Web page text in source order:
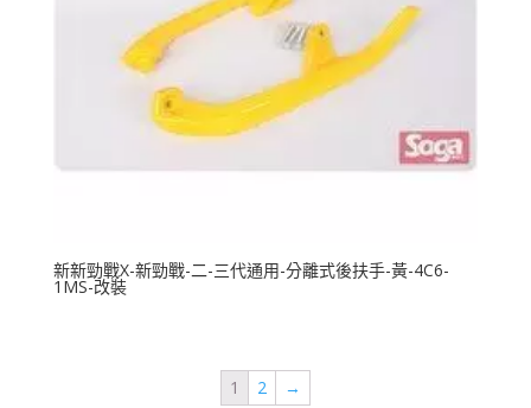
新新勁戰X-新勁戰-二-三代通用-分離式後扶手-黃-4C6-
1MS-改裝
1 2 →